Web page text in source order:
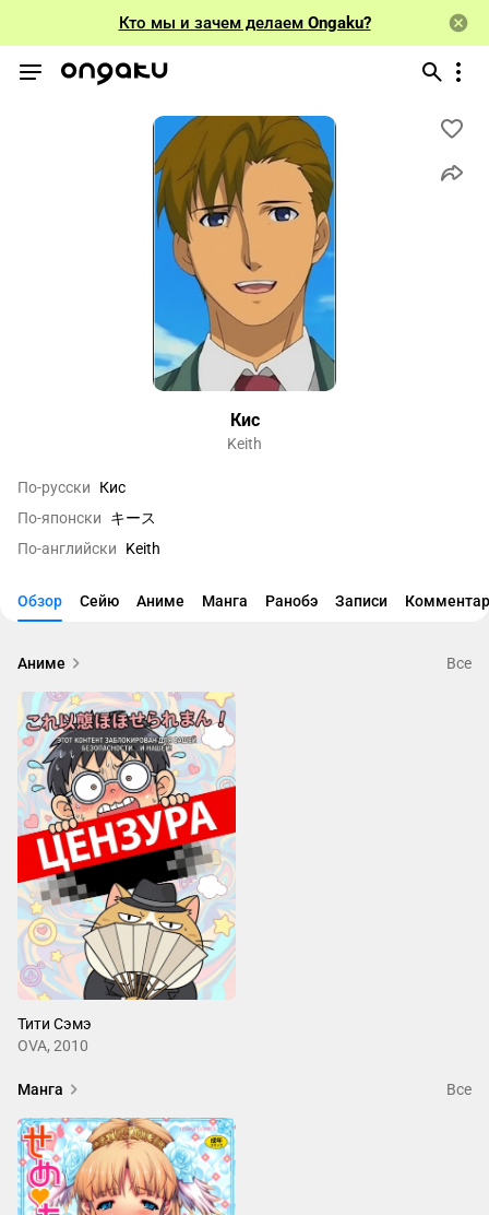
Кто мы и зачем делаем Ongaku?
Кис
Keith
По-русски
Кис
По-японски
キース
По-английски
Keith
Обзор Сейю Аниме Манга Ранобэ Записи
Аниме Все
Тити Сэмэ
OVA, 2010
Манга Все